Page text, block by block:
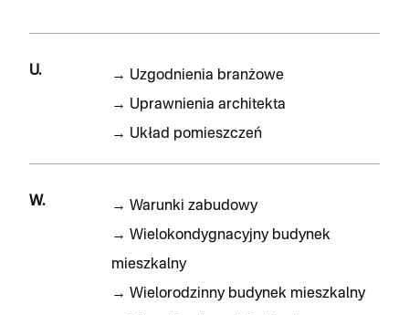
U. → Uzgodnienia branżowe
→ Uprawnienia architekta
→ Układ pomieszczeń
W. → Warunki zabudowy
→ Wielokondygnacyjny budynek
mieszkalny
→ Wielorodzinny budynek mieszkalny